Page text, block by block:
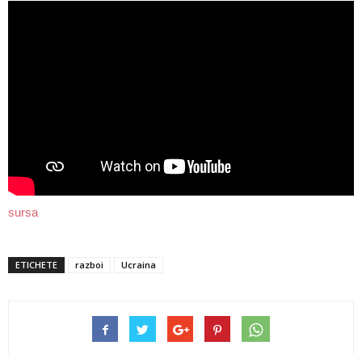
sursa
ETICHETE razboi Ucraina